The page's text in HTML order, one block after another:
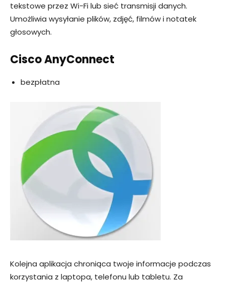
tekstowe przez Wi-Fi lub sieć transmisji danych.
Umożliwia wysyłanie plików, zdjęć, filmów i notatek
głosowych.
Cisco AnyConnect
bezpłatna
Kolejna aplikacja chroniąca twoje informacje podczas
korzystania z laptopa, telefonu lub tabletu. Za